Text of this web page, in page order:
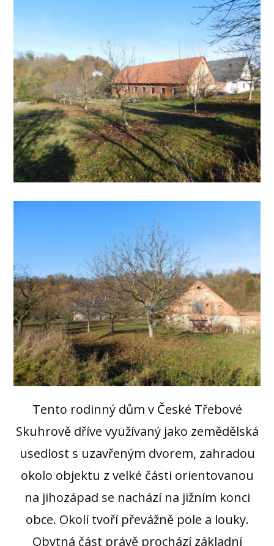
Tento rodinný dům v České Třebové
Skuhrově dříve využívaný jako zemědělská
usedlost s uzavřeným dvorem, zahradou
okolo objektu z velké části orientovanou
na jihozápad se nachází na jižním konci
obce. Okolí tvoří převážně pole a louky.
Obytná část právě prochází základní